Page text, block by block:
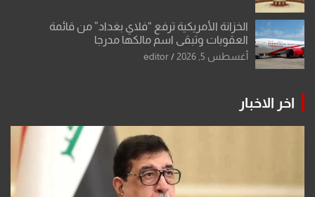
الخزانة الأمريكية ترفع “فلاي بغداد” من قائمة
العقوبات وتبقي اسم مالكها مدرجا
أغسطس 5, 2026 editor
اخر الاخبار